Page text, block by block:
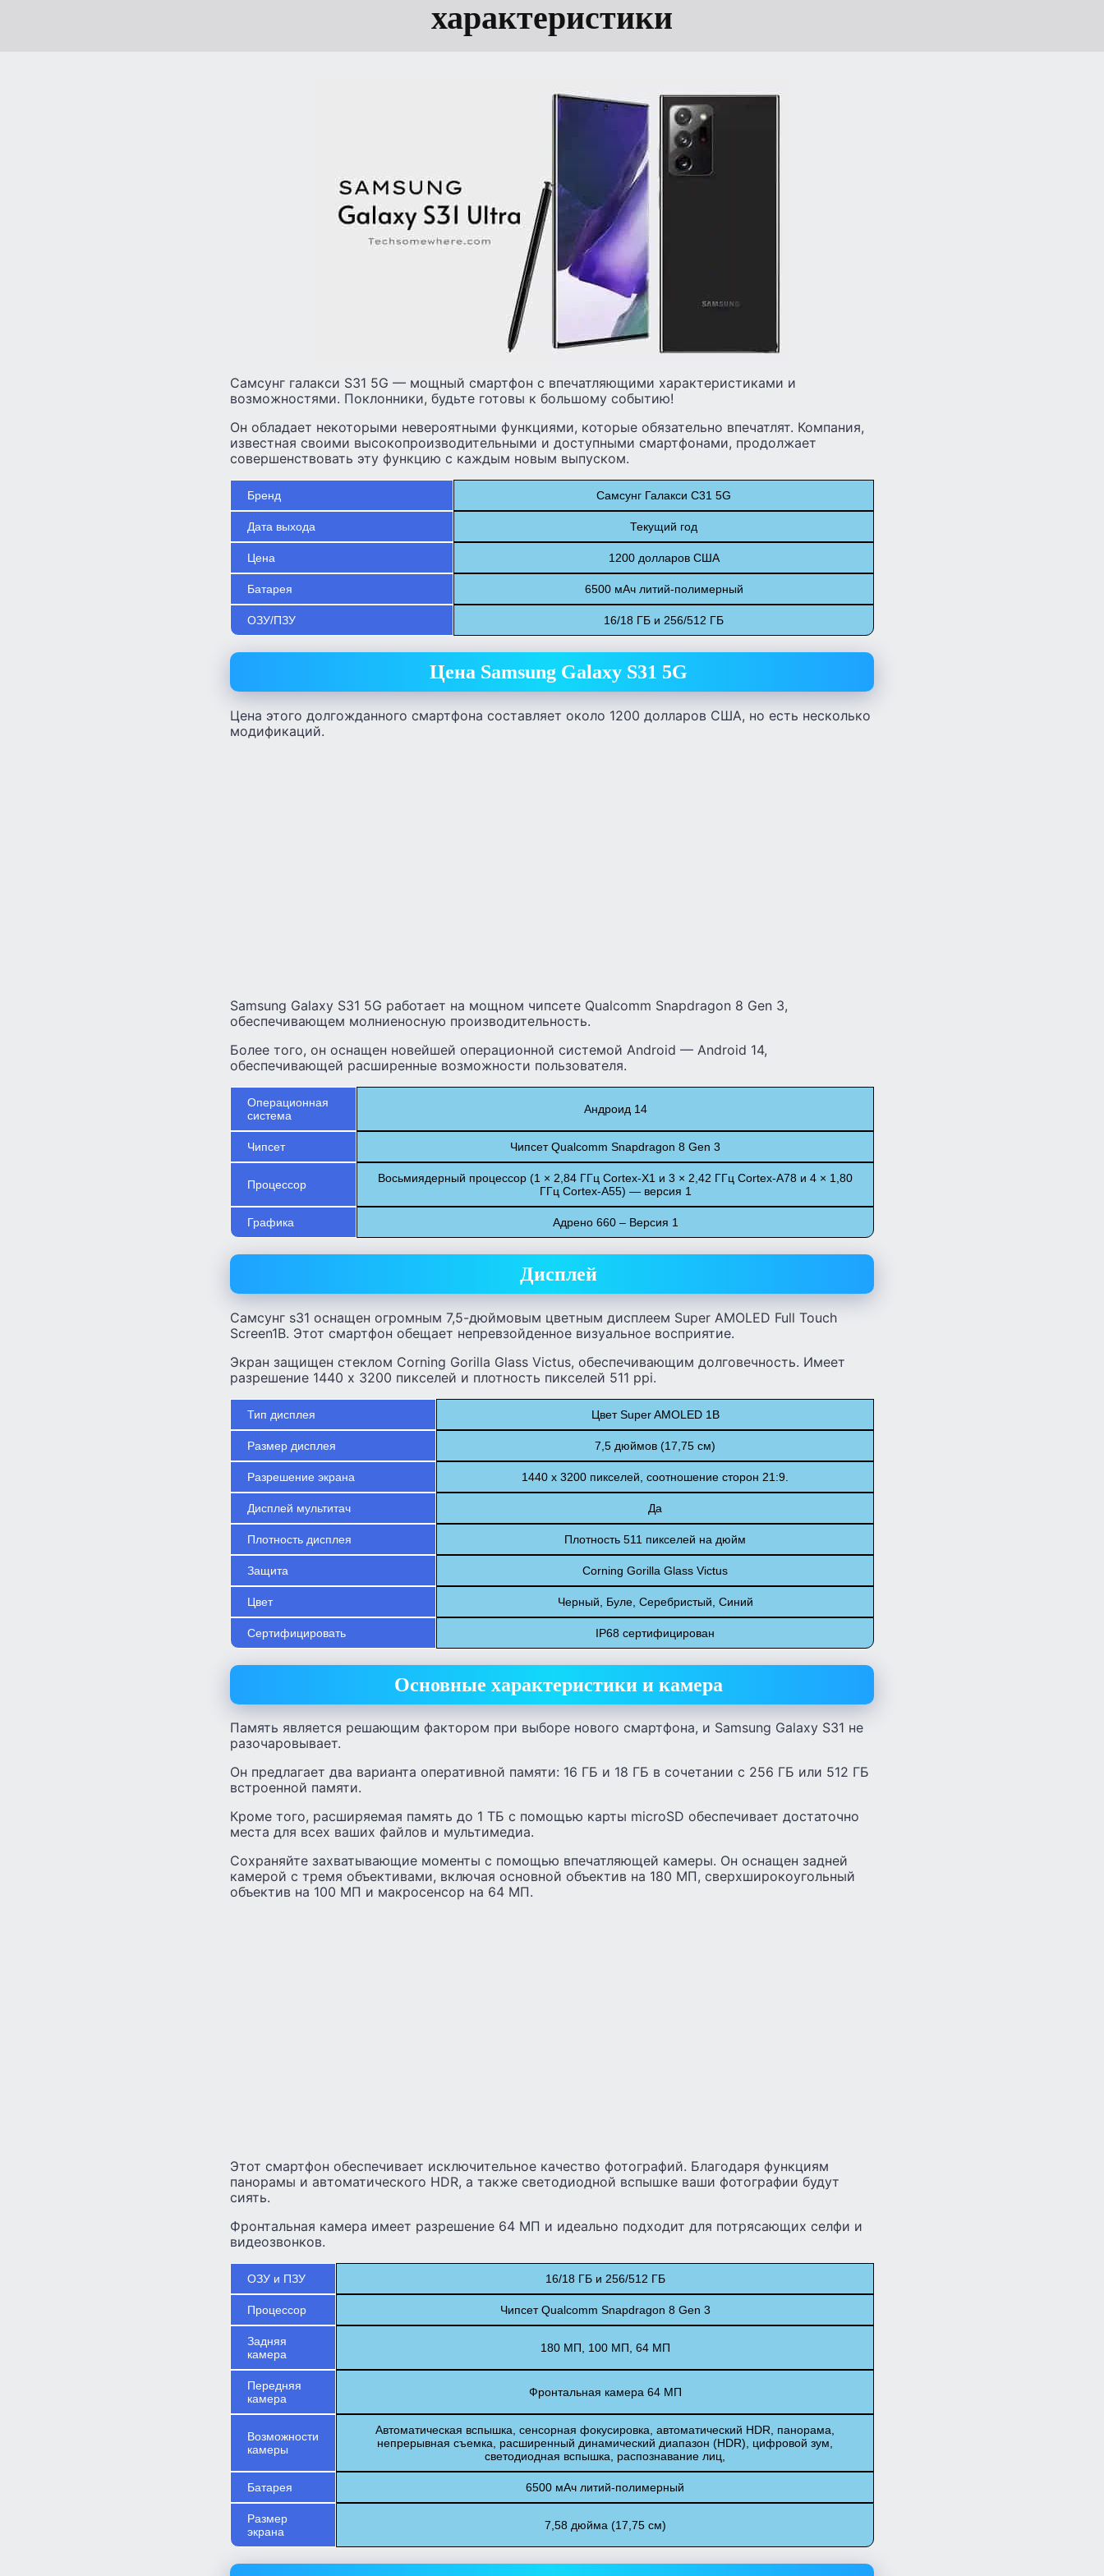
характеристики
Самсунг галакси S31 5G — мощный смартфон с впечатляющими характеристиками и
возможностями. Поклонники, будьте готовы к большому событию!
Он обладает некоторыми невероятными функциями, которые обязательно впечатлят. Компания,
известная своими высокопроизводительными и доступными смартфонами, продолжает
совершенствовать эту функцию с каждым новым выпуском.
Бренд Самсунг Галакси С31 5G
Дата выхода Текущий год
Цена 1200 долларов США
Батарея 6500 мАч литий-полимерный
ОЗУ/ПЗУ 16/18 ГБ и 256/512 ГБ
Цена Samsung Galaxy S31 5G
Цена этого долгожданного смартфона составляет около 1200 долларов США, но есть несколько
модификаций.
Samsung Galaxy S31 5G работает на мощном чипсете Qualcomm Snapdragon 8 Gen 3,
обеспечивающем молниеносную производительность.
Более того, он оснащен новейшей операционной системой Android — Android 14,
обеспечивающей расширенные возможности пользователя.
Операционная
система
Андроид 14
Чипсет Чипсет Qualcomm Snapdragon 8 Gen 3
Процессор
Восьмиядерный процессор (1 × 2,84 ГГц Cortex-X1 и 3 × 2,42 ГГц Cortex-A78 и 4 × 1,80
ГГц Cortex-A55) — версия 1
Графика Адрено 660 – Версия 1
Дисплей
Самсунг s31 оснащен огромным 7,5-дюймовым цветным дисплеем Super AMOLED Full Touch
Screen1B. Этот смартфон обещает непревзойденное визуальное восприятие.
Экран защищен стеклом Corning Gorilla Glass Victus, обеспечивающим долговечность. Имеет
разрешение 1440 x 3200 пикселей и плотность пикселей 511 ppi.
Тип дисплея Цвет Super AMOLED 1B
Размер дисплея 7,5 дюймов (17,75 см)
Разрешение экрана 1440 x 3200 пикселей, соотношение сторон 21:9.
Дисплей мультитач Да
Плотность дисплея Плотность 511 пикселей на дюйм
Защита Corning Gorilla Glass Victus
Цвет Черный, Буле, Серебристый, Синий
Сертифицировать IP68 сертифицирован
Основные характеристики и камера
Память является решающим фактором при выборе нового смартфона, и Samsung Galaxy S31 не
разочаровывает.
Он предлагает два варианта оперативной памяти: 16 ГБ и 18 ГБ в сочетании с 256 ГБ или 512 ГБ
встроенной памяти.
Кроме того, расширяемая память до 1 ТБ с помощью карты microSD обеспечивает достаточно
места для всех ваших файлов и мультимедиа.
Сохраняйте захватывающие моменты с помощью впечатляющей камеры. Он оснащен задней
камерой с тремя объективами, включая основной объектив на 180 МП, сверхширокоугольный
объектив на 100 МП и макросенсор на 64 МП.
Этот смартфон обеспечивает исключительное качество фотографий. Благодаря функциям
панорамы и автоматического HDR, а также светодиодной вспышке ваши фотографии будут
сиять.
Фронтальная камера имеет разрешение 64 МП и идеально подходит для потрясающих селфи и
видеозвонков.
ОЗУ и ПЗУ 16/18 ГБ и 256/512 ГБ
Процессор Чипсет Qualcomm Snapdragon 8 Gen 3
Задняя
камера
180 МП, 100 МП, 64 МП
Передняя
камера
Фронтальная камера 64 МП
Возможности
камеры
Автоматическая вспышка, сенсорная фокусировка, автоматический HDR, панорама,
непрерывная съемка, расширенный динамический диапазон (HDR), цифровой зум,
светодиодная вспышка, распознавание лиц,
Батарея 6500 мАч литий-полимерный
Размер
экрана
7,58 дюйма (17,75 см)